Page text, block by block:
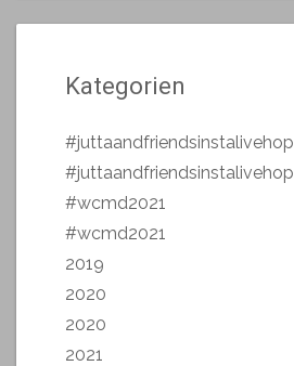
Kategorien
#juttaandfriendsinstalivehop
#juttaandfriendsinstalivehop
#wcmd2021
#wcmd2021
2019
2020
2020
2021